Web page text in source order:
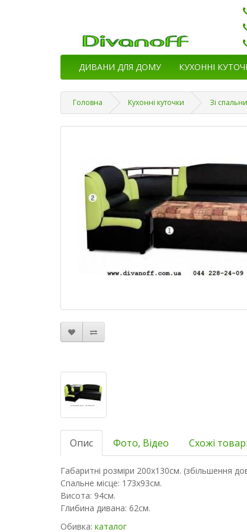
ДИВАНИ ДЛЯ ДОМУ КУХОННІ
Головна Кухонні куточки Зі
Опис Фото, Відео Схожі
Габаритні розміри 200х130см. (збільшення
Спальне місце: 173х93см.
Висота: 94см.
Глибина дивана: 62см.
Обивка: каталог